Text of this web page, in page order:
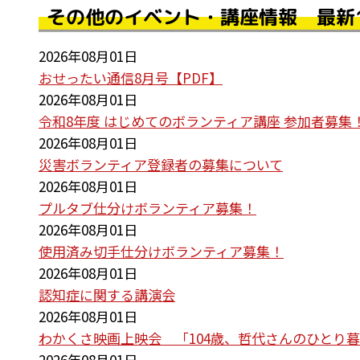
その他のイベント・講座情報 最
2026年08月01日
おせったい通信8月号【PDF】
2026年08月01日
令和8年度 はじめてのボランティア講座 参加者募集！
2026年08月01日
災害ボランティア登録者の募集について
2026年08月01日
プルタブ仕分けボランティア募集！
2026年08月01日
使用済み切手仕分けボランティア募集！
2026年08月01日
認知症に関する講演会
2026年08月01日
わかくさ映画上映会 「104歳、哲代さんのひとり暮